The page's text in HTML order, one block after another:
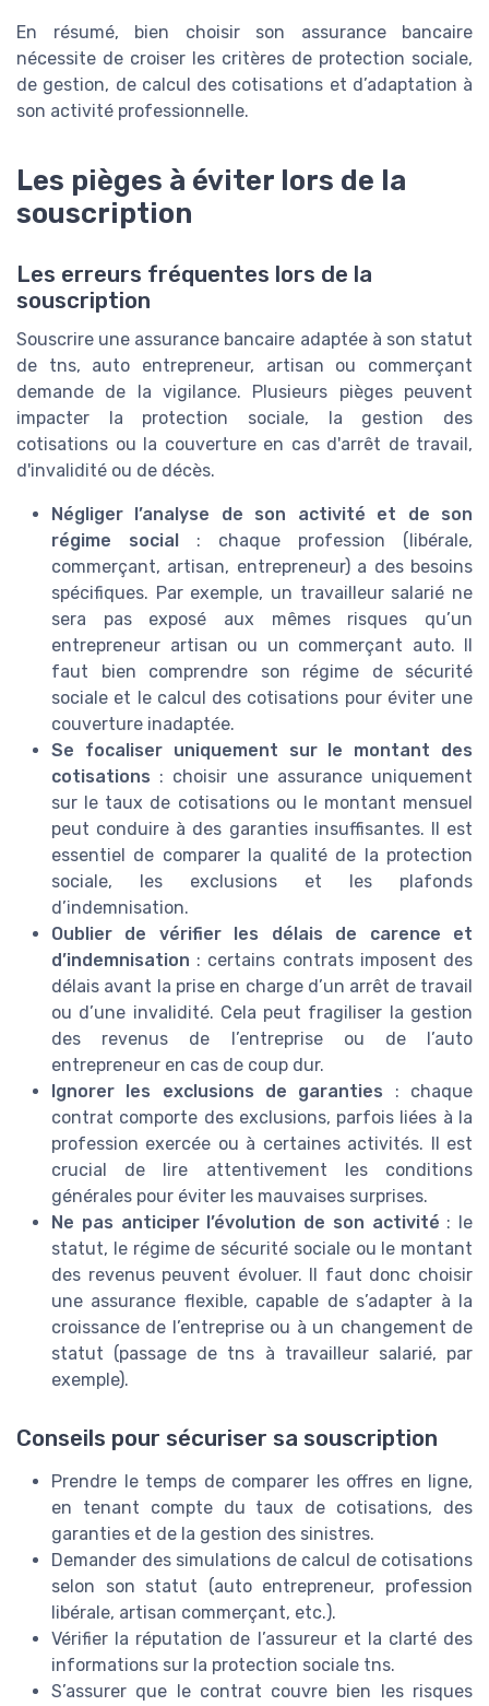
En résumé, bien choisir son assurance bancaire
nécessite de croiser les critères de protection sociale,
de gestion, de calcul des cotisations et d’adaptation à
son activité professionnelle.
Les pièges à éviter lors de la
souscription
Les erreurs fréquentes lors de la
souscription
Souscrire une assurance bancaire adaptée à son statut
de tns, auto entrepreneur, artisan ou commerçant
demande de la vigilance. Plusieurs pièges peuvent
impacter la protection sociale, la gestion des
cotisations ou la couverture en cas d'arrêt de travail,
d'invalidité ou de décès.
Négliger l’analyse de son activité et de son
régime social : chaque profession (libérale,
commerçant, artisan, entrepreneur) a des besoins
spécifiques. Par exemple, un travailleur salarié ne
sera pas exposé aux mêmes risques qu’un
entrepreneur artisan ou un commerçant auto. Il
faut bien comprendre son régime de sécurité
sociale et le calcul des cotisations pour éviter une
couverture inadaptée.
Se focaliser uniquement sur le montant des
cotisations : choisir une assurance uniquement
sur le taux de cotisations ou le montant mensuel
peut conduire à des garanties insuffisantes. Il est
essentiel de comparer la qualité de la protection
sociale, les exclusions et les plafonds
d’indemnisation.
Oublier de vérifier les délais de carence et
d’indemnisation : certains contrats imposent des
délais avant la prise en charge d’un arrêt de travail
ou d’une invalidité. Cela peut fragiliser la gestion
des revenus de l’entreprise ou de l’auto
entrepreneur en cas de coup dur.
Ignorer les exclusions de garanties : chaque
contrat comporte des exclusions, parfois liées à la
profession exercée ou à certaines activités. Il est
crucial de lire attentivement les conditions
générales pour éviter les mauvaises surprises.
Ne pas anticiper l’évolution de son activité : le
statut, le régime de sécurité sociale ou le montant
des revenus peuvent évoluer. Il faut donc choisir
une assurance flexible, capable de s’adapter à la
croissance de l’entreprise ou à un changement de
statut (passage de tns à travailleur salarié, par
exemple).
Conseils pour sécuriser sa souscription
Prendre le temps de comparer les offres en ligne,
en tenant compte du taux de cotisations, des
garanties et de la gestion des sinistres.
Demander des simulations de calcul de cotisations
selon son statut (auto entrepreneur, profession
libérale, artisan commerçant, etc.).
Vérifier la réputation de l’assureur et la clarté des
informations sur la protection sociale tns.
S’assurer que le contrat couvre bien les risques